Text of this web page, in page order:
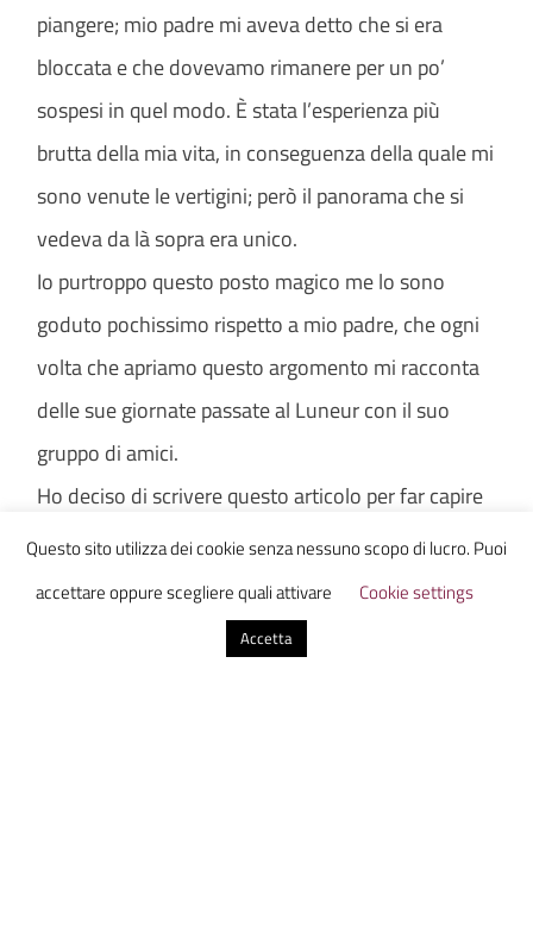
piangere; mio padre mi aveva detto che si era
bloccata e che dovevamo rimanere per un po’
sospesi in quel modo. È stata l’esperienza più
brutta della mia vita, in conseguenza della quale mi
sono venute le vertigini; però il panorama che si
vedeva da là sopra era unico.
Io purtroppo questo posto magico me lo sono
goduto pochissimo rispetto a mio padre, che ogni
volta che apriamo questo argomento mi racconta
delle sue giornate passate al Luneur con il suo
gruppo di amici.
Ho deciso di scrivere questo articolo per far capire
quanto è stato importante per me quel posto e
quanto vorrei che lo riaprissero, ma soprattutto
quanto vorrei godermi quelle giostre, che tanto
amavo, adesso che sono ormai grande.
Questo sito utilizza dei cookie senza nessuno scopo di lucro. Puoi
accettare oppure scegliere quali attivare
Cookie settings
Accetta